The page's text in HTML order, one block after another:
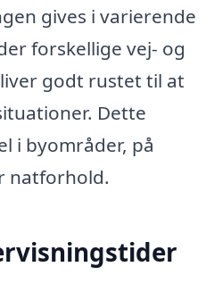
gives i varierende
forskellige vej- og
godt rustet til at
Dette
i byområder, på
natforhold.